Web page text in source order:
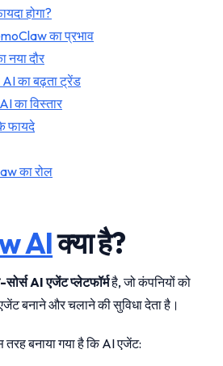
होगा?
का प्रभाव
नया दौर
का बढ़ता ट्रेंड
का विस्तार
फायदे
का रोल
AIक्या है?
AI एजेंट प्लेटफॉर्महै, जो कंपनियों को
बनाने और चलाने की सुविधा देता है।
तरह बनाया गया है कि AI एजेंट: